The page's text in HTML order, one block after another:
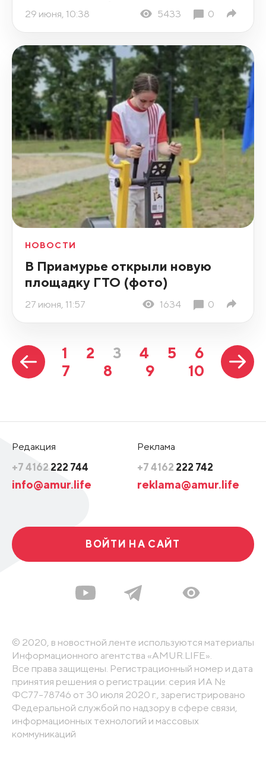
29 июня, 10:38 5433 0
НОВОСТИ
В Приамурье открыли новую
площадку ГТО (фото)
27 июня, 11:57 1634 0
1 2 3 4 5
6
7
8 9 10
Редакция
+7 4162 222 744
info@amur.life
Реклама
+7 4162 222 742
reklama@amur.life
ВОЙТИ НА САЙТ
© 2020, в новостной ленте используются материалы
Информационного агентства «AMUR.LIFE».
Все права защищены. Регистрационный номер и дата
принятия решения о регистрации: серия ИА №
ФС77-78746 от 30 июля 2020 г., зарегистрировано
Федеральной службой по надзору в сфере связи,
информационных технологий и массовых
коммуникаций